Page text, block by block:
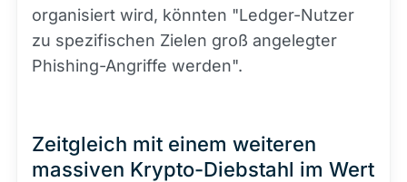
organisiert wird, könnten "Ledger-Nutzer
zu spezifischen Zielen groß angelegter
Phishing-Angriffe werden".
Zeitgleich mit einem weiteren
massiven Krypto-Diebstahl im Wert